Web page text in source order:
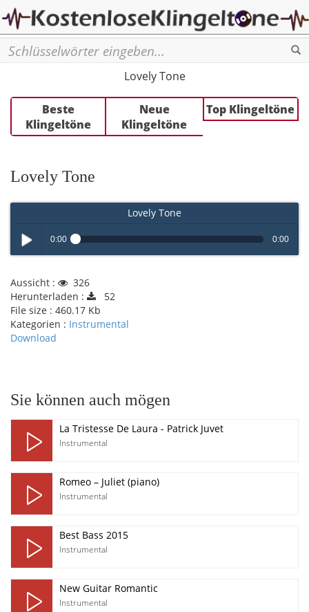
Lovely Tone
Beste
Klingeltöne
Neue
Klingeltöne
Top Klingeltöne
Lovely Tone
Lovely Tone
Play /
0:00 0:00
Aussicht :
326
Herunterladen :
52
File size : 460.17 Kb
Kategorien : Instrumental
Download
Sie können auch mögen
La Tristesse De Laura - Patrick Juvet
Instrumental
Romeo – Juliet (piano)
Instrumental
Best Bass 2015
Instrumental
New Guitar Romantic
Instrumental